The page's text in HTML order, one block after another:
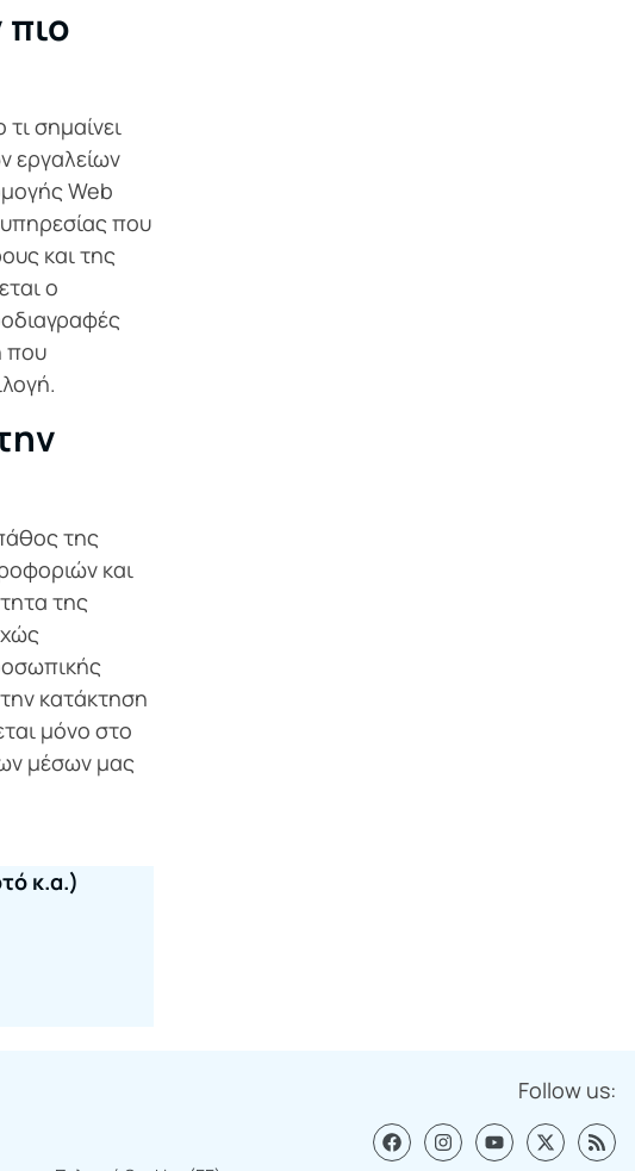
σημαίνει
εργαλείων
Web
που
και της
ο
που
της
και
της
κατάκτηση
μόνο στο
μέσων μας
κ.α.)
Follow us: